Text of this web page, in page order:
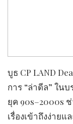
บูธ CP LAND
การ “ล่าดีล” ใน
ยุค 90s–2000s
เรื่องเข้าถึงง่าย